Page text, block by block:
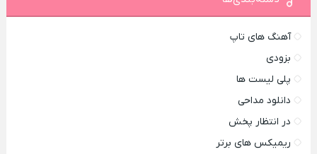
آهنگ های تاپ
بزودی
پلی لیست ها
دانلود مداحی
در انتظار پخش
ریمیکس های برتر